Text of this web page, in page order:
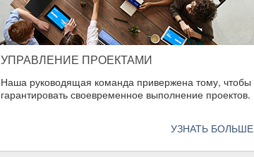
УПРАВЛЕНИЕ ПРОЕКТАМИ
Наша руководящая команда привержена тому, чтобы
гарантировать своевременное выполнение проектов.
УЗНАТЬ БОЛЬШЕ